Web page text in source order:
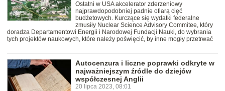
Ostatni w USA akcelerator zderzeniowy
najprawdopodobniej padnie ofiarą cięć
budżetowych. Kurczące się wydatki federalne
zmusiły Nuclear Science Advisory Commitee, który
doradza Departamentowi Energii i Narodowej Fundacji Nauki, do wybrania
tych projektów naukowych, które należy poświęcić, by inne mogły przetrwać
Autocenzura i liczne poprawki odkryte w
najważniejszym źródle do dziejów
współczesnej Anglii
20 lipca 2023, 08:01